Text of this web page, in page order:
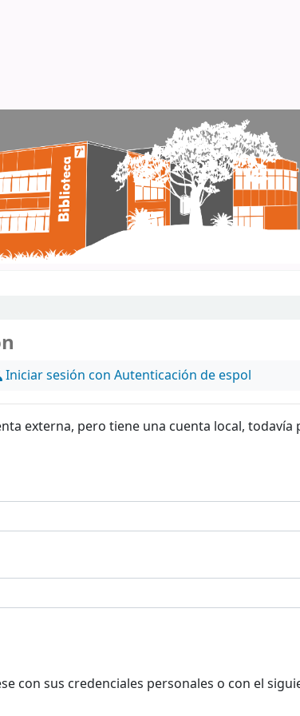
Iniciar sesión con Autenticación de espol
externa, pero tiene una cuenta local, todavía
con sus credenciales personales o con el